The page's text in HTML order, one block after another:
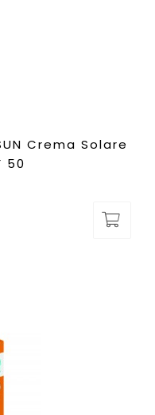
Crema Solare
50